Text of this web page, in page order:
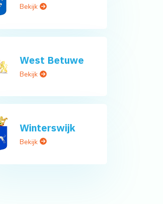
Bekijk
West Betuwe
Bekijk
Winterswijk
Bekijk